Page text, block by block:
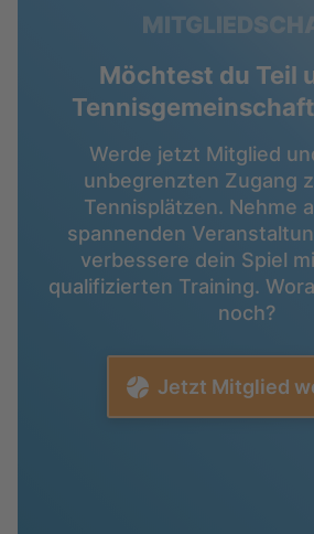
Möchtest du Teil
Werde jetzt Mitglied
unbegrenzten Zugang
Tennisplätzen. Nehme
spannenden
verbessere dein Spiel
qualifizierten Training.
noch?
Jetzt Mitglied